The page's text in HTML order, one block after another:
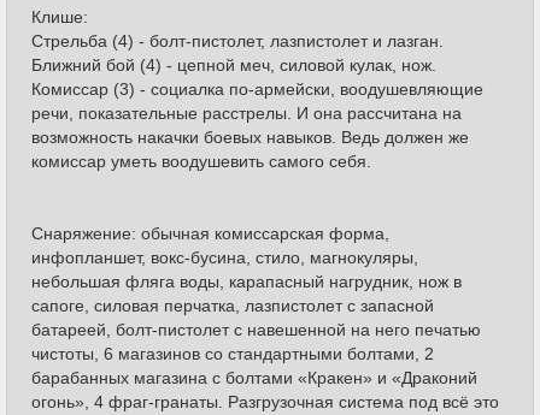
Клише:
Стрельба (4) - болт-пистолет, лазпистолет и лазган.
Ближний бой (4) - цепной меч, силовой кулак, нож.
Комиссар (3) - социалка по-армейски, воодушевляющие
речи, показательные расстрелы. И она рассчитана на
возможность накачки боевых навыков. Ведь должен же
комиссар уметь воодушевить самого себя.
Снаряжение: обычная комиссарская форма,
инфопланшет, вокс-бусина, стило, магнокуляры,
небольшая фляга воды, карапасный нагрудник, нож в
сапоге, силовая перчатка, лазпистолет с запасной
батареей, болт-пистолет с навешенной на него печатью
чистоты, 6 магазинов со стандартными болтами, 2
барабанных магазина с болтами «Кракен» и «Драконий
огонь», 4 фраг-гранаты. Разгрузочная система под всё это